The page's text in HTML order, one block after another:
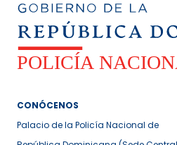
CONÓCENOS
Palacio de la Policía Nacional de